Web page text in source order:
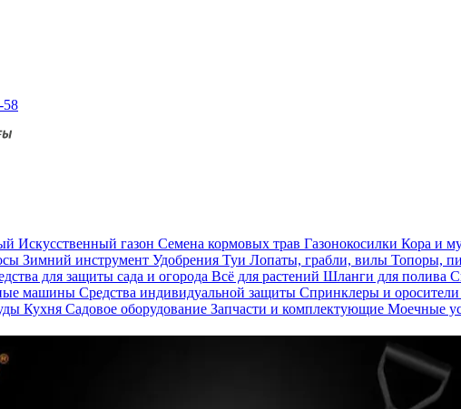
58
Искусственный газон Семена кормовых трав Газонокосилки Кора и
Зимний инструмент Удобрения Туи Лопаты, грабли, вилы Топоры,
для защиты сада и огорода Всё для растений Шланги для полива
машины Средства индивидуальной защиты Спринклеры и оросители
Кухня Садовое оборудование Запчасти и комплектующие Моечные